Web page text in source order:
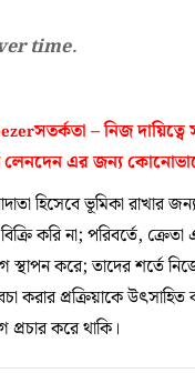
time.
সতর্কতা – নিজ
লেনদেন এর জন্য
হিসেবে ভূমিকা রাখার
করি না; পরিবর্তে,
স্থাপন করে; তাদের শর্তে
প্রক্রিয়াকে উৎসাহিত
করে থাকি।